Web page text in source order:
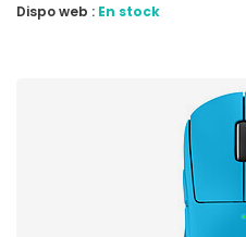
Dispo web : En stock